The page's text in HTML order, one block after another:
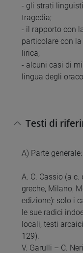
- gli strati
tragedia;
- il rapporto con
particolare con
lirica;
- alcuni casi di
lingua degli
Testi di
A) Parte generale:
A. C. Cassio (a
greche, Milano,
edizione): solo i
le sue radici
locali, testi
129).
V. Garulli – C.